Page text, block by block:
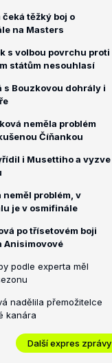
čeká těžký boj o
na Masters
s volbou povrchu proti
státům nesouhlasí
s Bouzkovou dohrály i
neměla problém
Číňankou
i Musettiho a vyzve
neměl problém, v
je v osmifinále
po třísetovém boji
Anisimovové
podle experta měl
nadělila přemožitelce
kanára
Další expres zprávy